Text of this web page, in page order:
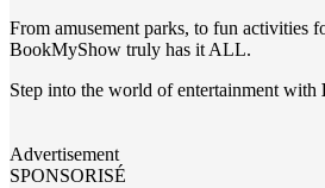
From amusement parks, to fun activities
BookMyShow truly has it ALL.
Step into the world of entertainment with
Advertisement
SPONSORISÉ